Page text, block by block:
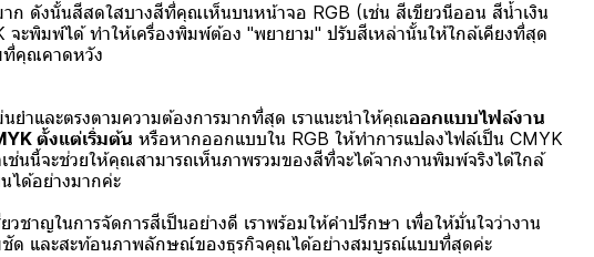
ก ดังนั้นสีสดใสบางสีที่คุณเห็นบนหน้าจอ RGB (เช่น สีเขียวนีออน สีน้ำเงิน
ะพิมพ์ได้ ทำให้เครื่องพิมพ์ต้อง "พยายาม" ปรับสีเหล่านั้นให้ใกล้เคียงที่สุด
ที่คุณคาดหวัง
ำและตรงตามความต้องการมากที่สุด เราแนะนำให้คุณออกแบบไฟล์งาน
ตั้งแต่เริ่มต้น หรือหากออกแบบใน RGB ให้ทำการแปลงไฟล์เป็น CMYK
ช่นนี้จะช่วยให้คุณสามารถเห็นภาพรวมของสีที่จะได้จากงานพิมพ์จริงได้ใกล้
ได้อย่างมากค่ะ
วชาญในการจัดการสีเป็นอย่างดี เราพร้อมให้คำปรึกษา เพื่อให้มั่นใจว่างาน
และสะท้อนภาพลักษณ์ของธุรกิจคุณได้อย่างสมบูรณ์แบบที่สุดค่ะ